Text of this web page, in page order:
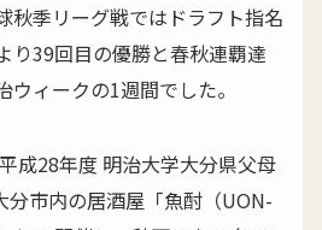
秋季リーグ戦ではドラフト指名
り39回目の優勝と春秋連覇達
ィークの1週間でした。
成28年度 明治大学大分県父母
分市内の居酒屋「魚酎（UON-